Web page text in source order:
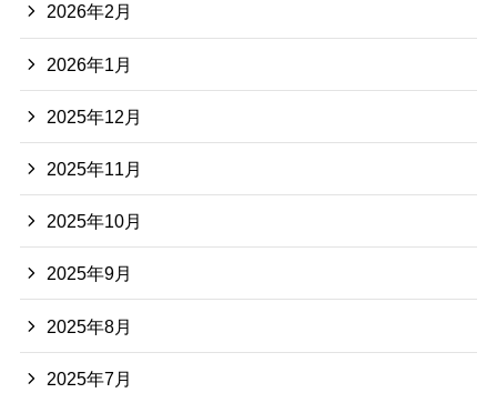
2026年2月
2026年1月
2025年12月
2025年11月
2025年10月
2025年9月
2025年8月
2025年7月